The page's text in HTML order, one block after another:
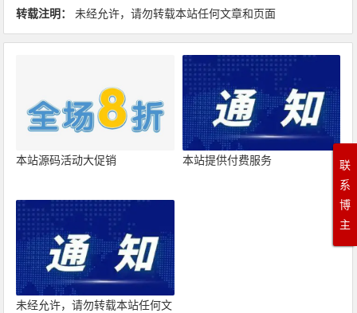
转载注明：
未经允许，请勿转载本站任何文章和页面
本站源码活动大促销 本站提供付费服务
未经允许，请勿转载本站任何文
联
系
博
主